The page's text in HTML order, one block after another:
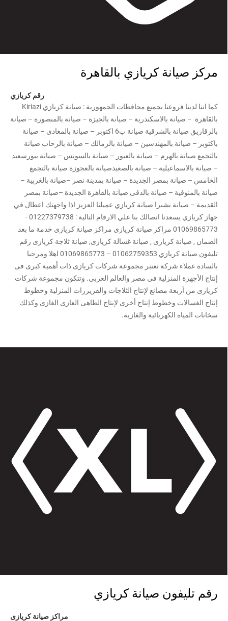
مركز صيانة كريازي بالقاهرة
رقم كريازي
كما اننا لدينا فروعنا بجميع محافظات الجمهورية : صيانة كريازي Kiriazi
بالقاهرة – صيانة بالاسكندرية – صيانة بالجيزة – صيانة بالمنصورة – صيانة
بالزقازيق صيانة بالشرقية صيانة ب6 اكتوبر – صيانة بالمعادى – صيانة
باكتوبر – صيانة بالمهندسين – صيانة بالزمالك – صيانة بالرحاب صيانة
بالتجمع صيانة بالهرم – صيانة بالعبور – صيانة بالسويس – صيانة ببورسعيد
– صيانة بالاسماعيلية – صيانة بالصعيدصيانة بالعجوزة صيانة بالتجمع
الخامس – صيانة بمصر الجديدة – صيانة بمدينة نصر –صيانة بالغربية –
صيانة بالمنوفية – صيانة بالدقى صيانة بالقاهرة الجديدة –صيانة بمصر
القديمة – صيانة بشبرا صيانة كريازي عميلنا العزيز اذا واجهتك اعطال في
جهاز كريازي يسعدنا اتصالك بنا علي الارقام التالية : 01227379738 -
01069865773 مراكز صيانة كريازى مراكز صيانة كريازى خدمة ما بعد
الضمان , صيانة كريازى , صيانة غسالة كريازى, صيانة ثلاجة كريازى رقم
تليفون صيانة كريازي 01062759353 – 01069865773 اهلا ومرحبا
بالسادة عملاء شركة تعتبر مجموعة شركات كريازى ذات أهمية كبرى فى
إنتاج الأجهزة المنزلية فى مصر والعالم العربى. وتتكون مجموعة شركات
كريازى من أربعة مصانع لإنتاج الثلاجات والفريزرات المنزلية وخطوط
إنتاج الغسالات وخطوط إنتاج أخرى لإنتاج الطاهى الغازى الغازى وكذلك
سخانات المياه الكهربائية والغازية.
رقم تليفون صيانة كريازي
مراكز صيانة كريازى